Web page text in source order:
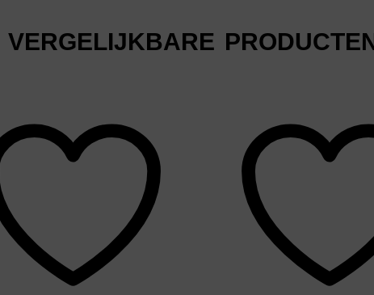
VERGELIJKBARE